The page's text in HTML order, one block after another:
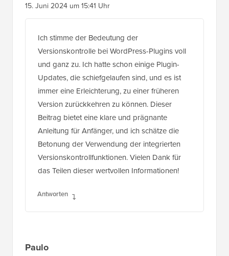
15. Juni 2024 um 15:41 Uhr
Ich stimme der Bedeutung der
Versionskontrolle bei WordPress-Plugins voll
und ganz zu. Ich hatte schon einige Plugin-
Updates, die schiefgelaufen sind, und es ist
immer eine Erleichterung, zu einer früheren
Version zurückkehren zu können. Dieser
Beitrag bietet eine klare und prägnante
Anleitung für Anfänger, und ich schätze die
Betonung der Verwendung der integrierten
Versionskontrollfunktionen. Vielen Dank für
das Teilen dieser wertvollen Informationen!
Antworten
Paulo